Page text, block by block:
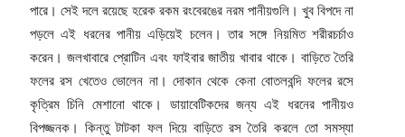
পারে। সেই দলে রয়েছে হরেক রকম রংবেরঙের নরম পানীয়গুলি। খুব বিপদে না
পড়লে এই ধরনের পানীয় এড়িয়েই চলেন। তার সঙ্গে নিয়মিত শরীরচর্চাও
করেন। জলখাবারে প্রোটিন এবং ফাইবার জাতীয় খাবার থাকে। বাড়িতে তৈরি
ফলের রস খেতেও ভোলেন না। দোকান থেকে কেনা বোতলবন্দি ফলের রসে
কৃত্রিম চিনি মেশানো থাকে। ডায়াবেটিকদের জন্য এই ধরনের পানীয়ও
বিপজ্জনক। কিন্তু টাটকা ফল দিয়ে বাড়িতে রস তৈরি করলে তো সমস্যা